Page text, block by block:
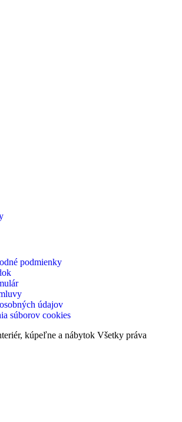
podmienky
údajov
súborov cookies
kúpeľne a nábytok Všetky práva